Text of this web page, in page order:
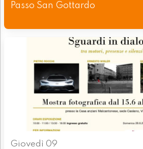
Passo San Gottardo
Giovedì 09